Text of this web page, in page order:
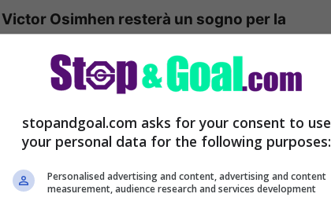
Victor Osimhen resterà un sogno per la
prenderà il via, Giuntoli dovrà cercare un
alla Juve: la
stopandgoal.com asks for your consent to use
your personal data for the following purposes:
Personalised advertising and content, advertising and content
measurement, audience research and services development